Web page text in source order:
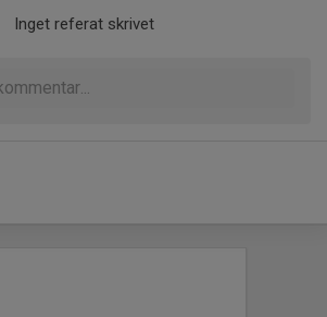
Inget referat skrivet